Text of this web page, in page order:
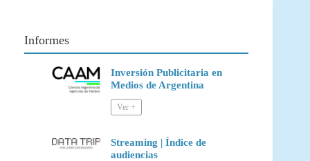
Informes
Inversión Publicitaria en
Medios de Argentina
Streaming | Índice de
audiencias